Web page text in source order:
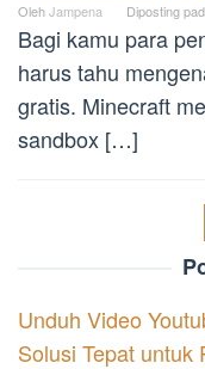
OlehJampena Diposting
Bagi kamu para
harus tahu
gratis. Minecraft
sandbox […]
Unduh Video
Solusi Tepat untuk